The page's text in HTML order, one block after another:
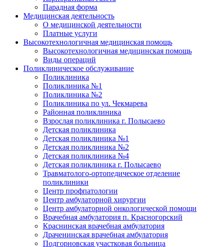
Парадная форма
Медицинская деятельность
О медицинской деятельности
Платные услуги
Высокотехнологичная медицинская помощь
Высокотехнологичная медицинская помощь
Виды операций
Поликлиническое обслуживание
Поликлиника
Поликлиника №1
Поликлиника №2
Поликлиника по ул. Чекмарева
Районная поликлиника
Взрослая поликлиника г. Полысаево
Детская поликлиника
Детская поликлиника №1
Детская поликлиника №2
Детская поликлиника №4
Детская поликлиника г. Полысаево
Травматолого-ортопедическое отделение
поликлиники
Центр профпатологии
Центр амбулаторной хирургии
Центр амбулаторной онкологической помощи
Врачебная амбулатория п. Красногорский
Краснинская врачебная амбулатория
Драченинская врачебная амбулатория
Подгорновская участковая больница